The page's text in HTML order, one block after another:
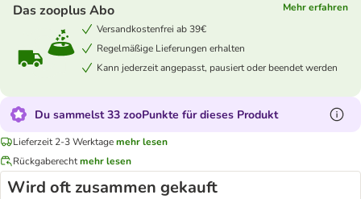
Das zooplus Abo
Mehr erfahren
Versandkostenfrei ab 39€
Regelmäßige Lieferungen erhalten
Kann jederzeit angepasst, pausiert oder beendet werden
Du sammelst 33 zooPunkte für dieses Produkt
Lieferzeit 2-3 Werktagemehr lesen
Rückgaberechtmehr lesen
Wird oft zusammen gekauft